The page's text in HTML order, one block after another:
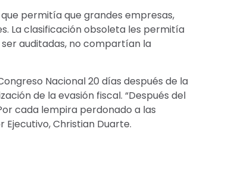
permitía que grandes empresas,
La clasificación obsoleta les permitía
auditadas, no compartían la
Nacional 20 días después de la
de la evasión fiscal. “Después del
cada lempira perdonado a las
Christian Duarte.